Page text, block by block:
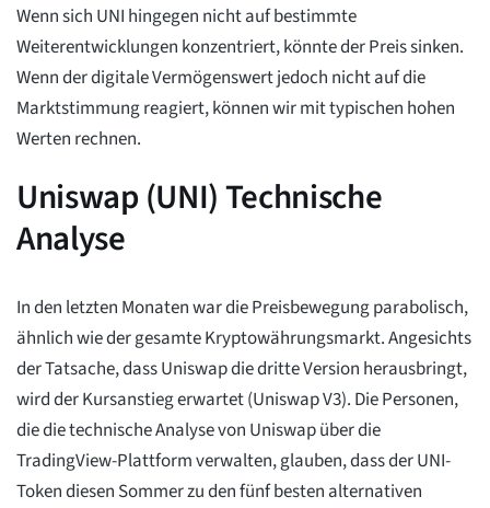
Wenn sich UNI hingegen nicht auf bestimmte
Weiterentwicklungen konzentriert, könnte der Preis sinken.
Wenn der digitale Vermögenswert jedoch nicht auf die
Marktstimmung reagiert, können wir mit typischen hohen
Werten rechnen.
Uniswap (UNI) Technische
Analyse
In den letzten Monaten war die Preisbewegung parabolisch,
ähnlich wie der gesamte Kryptowährungsmarkt. Angesichts
der Tatsache, dass Uniswap die dritte Version herausbringt,
wird der Kursanstieg erwartet (Uniswap V3). Die Personen,
die die technische Analyse von Uniswap über die
TradingView-Plattform verwalten, glauben, dass der UNI-
Token diesen Sommer zu den fünf besten alternativen